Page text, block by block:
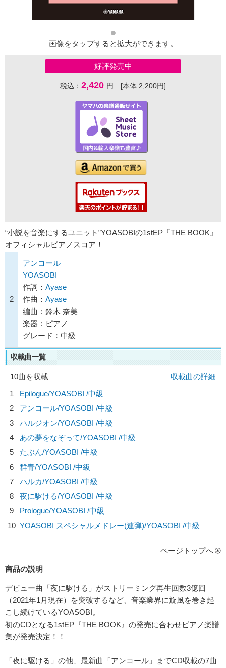
画像をタップすると拡大ができます。
好評発売中
税込： 2,420 円 [本体 2,200円]
“小説を音楽にするユニット”YOASOBIの1stEP『THE BOOK』
オフィシャルピアノスコア！
2
アンコール
YOASOBI
作詞： Ayase
作曲： Ayase
編曲：鈴木 奈美
楽器：ピアノ
グレード：中級
収載曲一覧
10曲を収載
収載曲の詳細
1
Epilogue/YOASOBI /中級
2
アンコール/YOASOBI /中級
3
ハルジオン/YOASOBI /中級
4
あの夢をなぞって/YOASOBI /中級
5
たぶん/YOASOBI /中級
6
群青/YOASOBI /中級
7
ハルカ/YOASOBI /中級
8
夜に駆ける/YOASOBI /中級
9
Prologue/YOASOBI /中級
10 YOASOBI スペシャルメドレー(連弾)/YOASOBI /中級
ページトップへ
商品の説明
デビュー曲「夜に駆ける」がストリーミング再生回数3億回
（2021年1月現在）を突破するなど、音楽業界に旋風を巻き起
こし続けているYOASOBI。
初のCDとなる1stEP『THE BOOK』の発売に合わせピアノ楽譜
集が発売決定！！
「夜に駆ける」の他、最新曲「アンコール」までCD収載の7曲